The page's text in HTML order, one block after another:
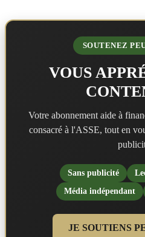
SOUTENEZ
VOUS
Votre abonnement aide à
consacré à l'ASSE, tout en
Sans publicité
Média indépendant
JE SOUTIENS